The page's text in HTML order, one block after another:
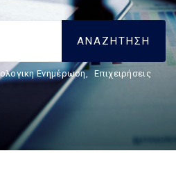
Ενημέρωση, Επιχειρήσεις